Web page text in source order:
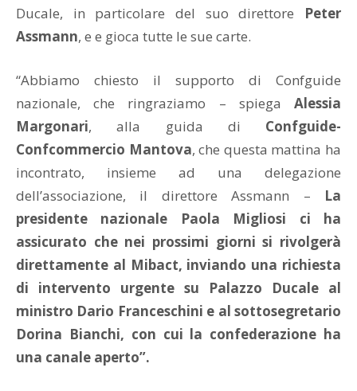
Ducale, in particolare del suo direttore Peter
Assmann, e e gioca tutte le sue carte.
“Abbiamo chiesto il supporto di Confguide
nazionale, che ringraziamo – spiega Alessia
Margonari, alla guida di Confguide-
Confcommercio Mantova, che questa mattina ha
incontrato, insieme ad una delegazione
dell’associazione, il direttore Assmann – La
presidente nazionale Paola Migliosi ci ha
assicurato che nei prossimi giorni si rivolgerà
direttamente al Mibact, inviando una richiesta
di intervento urgente su Palazzo Ducale al
ministro Dario Franceschini e al sottosegretario
Dorina Bianchi, con cui la confederazione ha
una canale aperto”.